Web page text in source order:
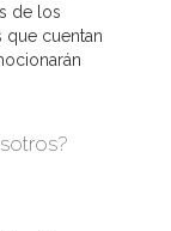
de los
que cuentan